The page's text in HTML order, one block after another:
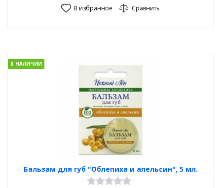
В избранное Сравнить
Бальзам для губ "Облепиха и апельсин", 5 мл.
В НАЛИЧИИ